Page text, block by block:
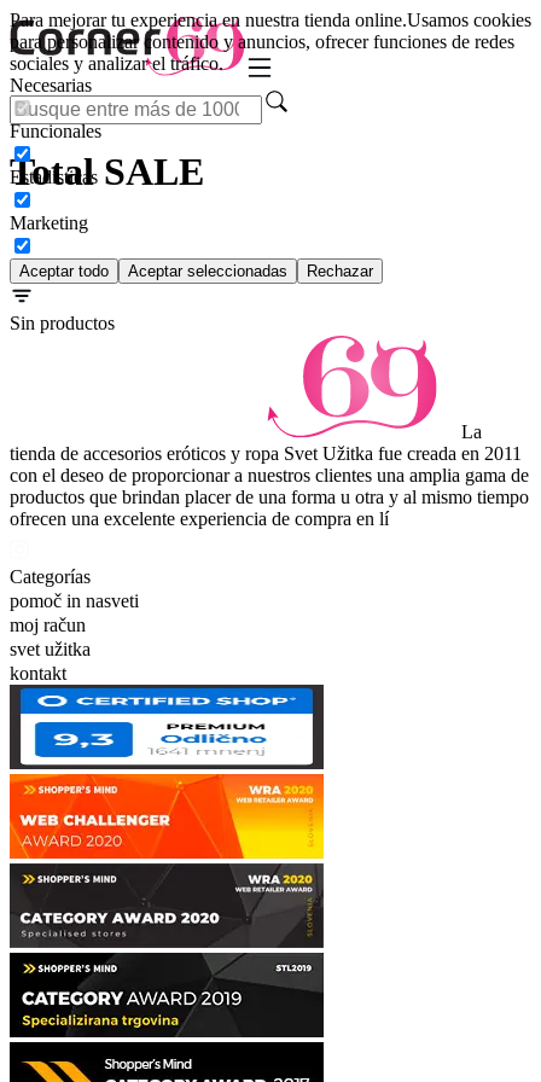
Para mejorar tu experiencia en nuestra tienda online.Usamos cookies
para personalizar contenido y anuncios, ofrecer funciones de redes
sociales y analizar el tráfico.
Necesarias
Funcionales
Estadísticas
Marketing
Aceptar todo Aceptar seleccionadas Rechazar
Total SALE
Número de productos: 0
Sin productos
La
tienda de accesorios eróticos y ropa Svet Užitka fue creada en 2011
con el deseo de proporcionar a nuestros clientes una amplia gama de
productos que brindan placer de una forma u otra y al mismo tiempo
ofrecen una excelente experiencia de compra en lí
Categorías
pomoč in nasveti
moj račun
svet užitka
kontakt